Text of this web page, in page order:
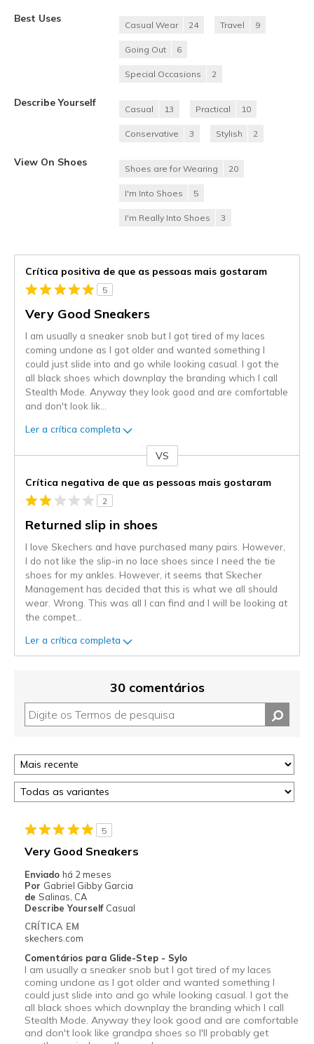
Best Uses
Casual Wear 24 Travel 9
Going Out 6
Special Occasions 2
Describe Yourself
Casual 13 Practical 10
Conservative 3 Stylish 2
View On Shoes
Shoes are for Wearing 20
I'm Into Shoes 5
I'm Really Into Shoes 3
Crítica positiva de que as pessoas mais gostaram
5
Very Good Sneakers
I am usually a sneaker snob but I got tired of my laces
coming undone as I got older and wanted something I
could just slide into and go while looking casual. I got the
all black shoes which downplay the branding which I call
Stealth Mode. Anyway they look good and are comfortable
and don't look lik
Ler a crítica completa
VS
Crítica negativa de que as pessoas mais gostaram
2
Returned slip in shoes
I love Skechers and have purchased many pairs. However,
I do not like the slip-in no lace shoes since I need the tie
shoes for my ankles. However, it seems that Skecher
Management has decided that this is what we all should
wear. Wrong. This was all I can find and I will be looking at
the compet
Ler a crítica completa
30 comentários
5
Very Good Sneakers
Enviado há 2 meses
Por Gabriel Gibby Garcia
de Salinas, CA
Describe Yourself Casual
CRÍTICA EM
skechers.com
Comentários para Glide-Step - Sylo
I am usually a sneaker snob but I got tired of my laces
coming undone as I got older and wanted something I
could just slide into and go while looking casual. I got the
all black shoes which downplay the branding which I call
Stealth Mode. Anyway they look good and are comfortable
and don't look like grandpa shoes so I'll probably get